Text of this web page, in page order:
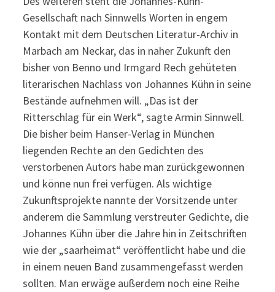
Gesellschaft nach Sinnwells Worten in engem
Kontakt mit dem Deutschen Literatur-Archiv in
Marbach am Neckar, das in naher Zukunft den
bisher von Benno und Irmgard Rech gehüteten
literarischen Nachlass von Johannes Kühn in seine
Bestände aufnehmen will. „Das ist der
Ritterschlag für ein Werk“, sagte Armin Sinnwell.
Die bisher beim Hanser-Verlag in München
liegenden Rechte an den Gedichten des
verstorbenen Autors habe man zurückgewonnen
und könne nun frei verfügen. Als wichtige
Zukunftsprojekte nannte der Vorsitzende unter
anderem die Sammlung verstreuter Gedichte, die
Johannes Kühn über die Jahre hin in Zeitschriften
wie der „saarheimat“ veröffentlicht habe und die
in einem neuen Band zusammengefasst werden
sollten. Man erwäge außerdem noch eine Reihe